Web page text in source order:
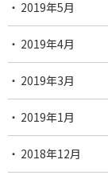
2019年5月
2019年4月
2019年3月
2019年1月
2018年12月